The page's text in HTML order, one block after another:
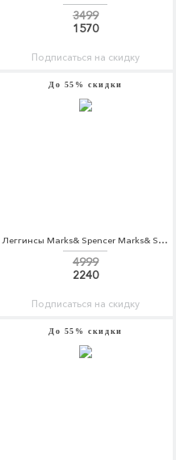
3499
1570
Подписаться на скидку
До 55% скидки
Леггинсы Marks& Spencer Marks& Spencer MA178EWASJC0
4999
2240
Подписаться на скидку
До 55% скидки